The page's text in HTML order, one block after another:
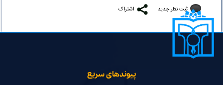
ثبت نظر جدید
اشتراک
پیوندهای سریع